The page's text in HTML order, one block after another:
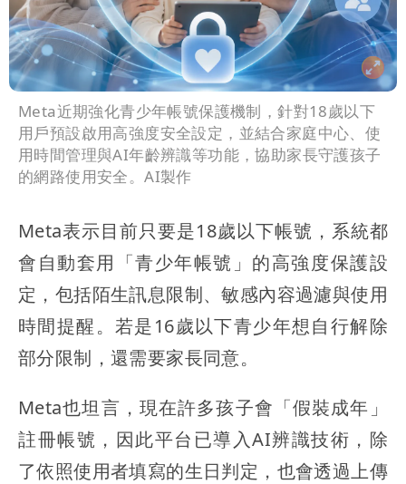
Meta近期強化青少年帳號保護機制，針對18歲以下
用戶預設啟用高強度安全設定，並結合家庭中心、使
用時間管理與AI年齡辨識等功能，協助家長守護孩子
的網路使用安全。AI製作
Meta表示目前只要是18歲以下帳號，系統都
會自動套用「青少年帳號」的高強度保護設
定，包括陌生訊息限制、敏感內容過濾與使用
時間提醒。若是16歲以下青少年想自行解除
部分限制，還需要家長同意。
Meta也坦言，現在許多孩子會「假裝成年」
註冊帳號，因此平台已導入AI辨識技術，除
了依照使用者填寫的生日判定，也會透過上傳